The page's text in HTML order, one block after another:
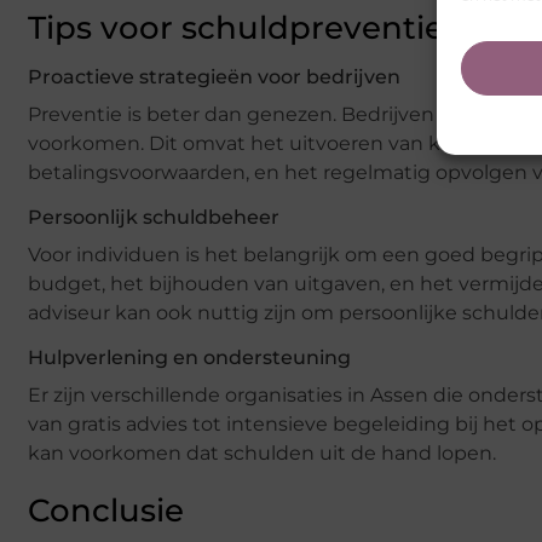
Tips voor schuldpreventie en -
Proactieve strategieën voor bedrijven
Preventie is beter dan genezen. Bedrijven kunnen
voorkomen. Dit omvat het uitvoeren van
betalingsvoorwaarden, en het regelmatig opvolgen
Persoonlijk schuldbeheer
Voor individuen is het belangrijk om een goed
budget, het bijhouden van uitgaven, en het
adviseur kan ook nuttig zijn om persoonlijke
Hulpverlening en ondersteuning
Er zijn verschillende organisaties in Assen die
van gratis advies tot intensieve begeleiding bij het
kan voorkomen dat schulden uit de hand lopen.
Conclusie